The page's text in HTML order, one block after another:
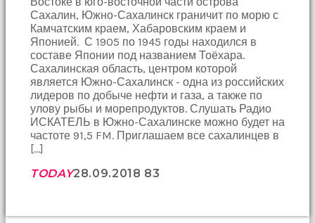
altyazılı
porno
yanıyor
olduğu
tutup
Сахалин, Южно-Сахалинск граничит по морю с
Камчатским краем, Хабаровским краем и
Японией. С 1905 по 1945 годы находился в
составе Японии под названием Тоёхара.
Сахалинская область, центром которой
является Южно-Сахалинск - одна из российских
лидеров по добыче нефти и газа, а также по
улову рыбы и морепродуктов. Слушать Радио
ИСКАТЕЛЬ в Южно-Сахалинске можно будет на
частоте 91,5 FM. Приглашаем все сахалинцев в
[…]
TODAY28.09.2018 83